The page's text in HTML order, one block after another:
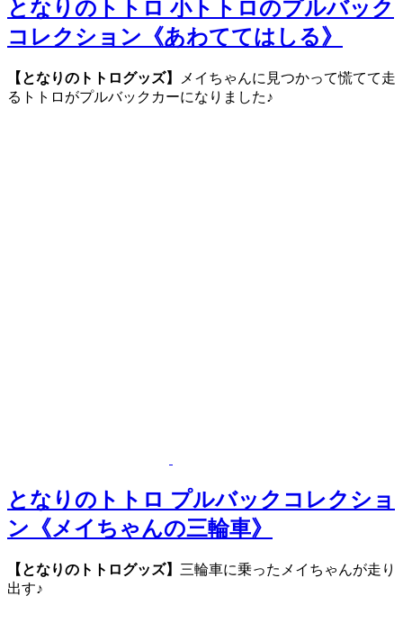
となりのトトロ 小トトロのプルバック
コレクション《あわててはしる》
【となりのトトログッズ】
メイちゃんに見つかって慌てて走
るトトロがプルバックカーになりました♪
となりのトトロ プルバックコレクショ
ン《メイちゃんの三輪車》
【となりのトトログッズ】 三輪車に乗ったメイちゃんが走り
出す♪